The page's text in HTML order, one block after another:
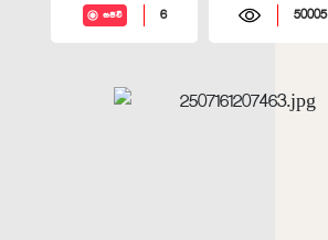
සජීවී 6 50005